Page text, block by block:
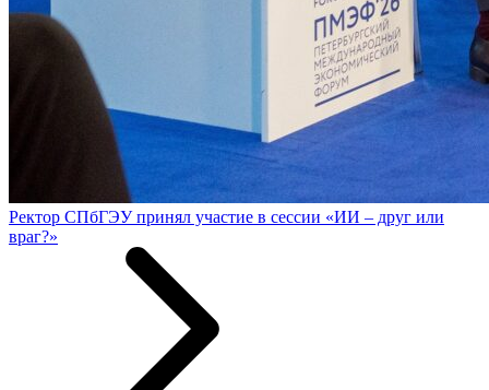
Ректор СПбГЭУ принял участие в сессии «ИИ – друг или
враг?»